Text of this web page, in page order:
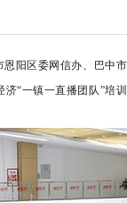
阳区委网信办、巴中
“一镇一直播团队”培